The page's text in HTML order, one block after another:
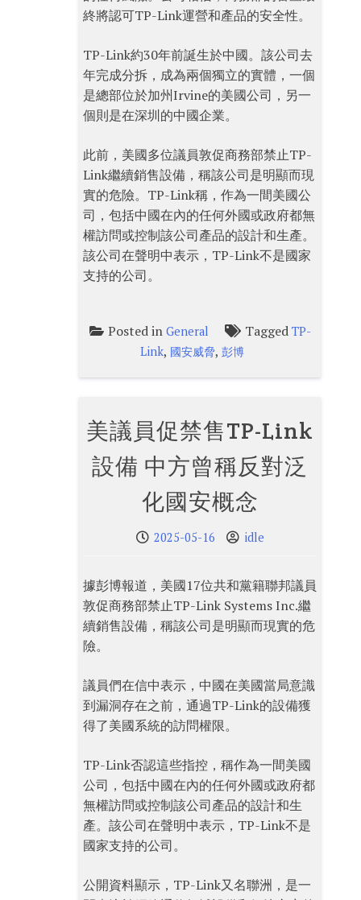
終將認可TP-Link運營和產品的安全性。
TP-Link約30年前誕生於中國。該公司去
年完成分拆，成為兩個獨立的實體，一個
是總部位於加州Irvine的美國公司，另一
個則是在深圳的中國企業。
此前，美國多位議員敦促商務部禁止TP-
Link繼續銷售設備，稱該公司是明顯而現
實的危險。TP-Link稱，作為一間美國公
司，包括中國在內的任何外國或政府都無
權訪問或控制該公司產品的設計和生產。
該公司在聲明中表示，TP-Link不是國家
支持的公司。
Posted in General Tagged TP-
Link, 國安威脅, 彭博
美議員促禁售TP-Link
設備 中方曾稱反對泛
化國安概念
2025-05-16 idle
據彭博報道，美國17位共和黨籍聯邦議員
敦促商務部禁止TP-Link Systems Inc.繼
續銷售設備，稱該公司是明顯而現實的危
險。
議員們在信中表示，中國在美國當局意識
到漏洞存在之前，通過TP-Link的設備獲
得了美國系統的訪問權限。
TP-Link否認這些指控，稱作為一間美國
公司，包括中國在內的任何外國或政府都
無權訪問或控制該公司產品的設計和生
產。該公司在聲明中表示，TP-Link不是
國家支持的公司。
公開資料顯示，TP-Link又名聯洲，是一